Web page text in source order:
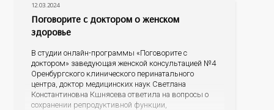
12.03.2024
Поговорите с доктором о женском
здоровье
В студии онлайн-программы «Поговорите с
доктором» заведующая женской консультацией №4
Оренбургского клинического перинатального
центра, доктор медицинских наук Светлана
Константиновна Кшнясева ответила на вопросы о
сохранении репродуктивной функции,